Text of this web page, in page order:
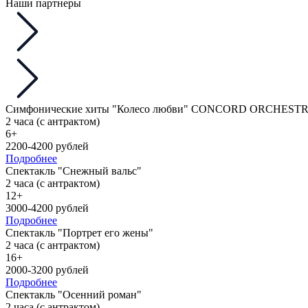
Наши партнеры
Симфонические хиты "Колесо любви" CONCORD
2 часа (с антрактом)
6+
2200-4200 рублей
Подробнее
Спектакль "Снежный вальс"
2 часа (с антрактом)
12+
3000-4200 рублей
Подробнее
Спектакль "Портрет его жены"
2 часа (с антрактом)
16+
2000-3200 рублей
Подробнее
Спектакль "Осенний роман"